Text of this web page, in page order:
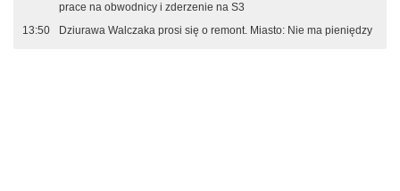
prace na obwodnicy i zderzenie na S3
13:50
Dziurawa Walczaka prosi się o remont. Miasto: Nie ma pieniędzy